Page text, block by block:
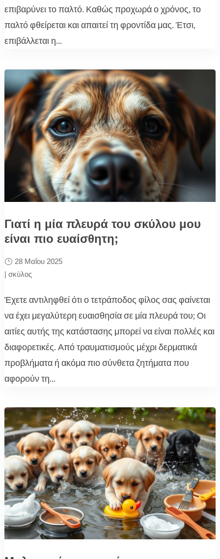
επιβαρύνει το παλτό. Καθώς προχωρά ο χρόνος, το
παλτό φθείρεται και απαιτεί τη φροντίδα μας. Έτσι,
επιβάλλεται η...
Γιατί η μία πλευρά του σκύλου μου
είναι πιο ευαίσθητη;
28 Μαΐου 2025
| σκύλος
Έχετε αντιληφθεί ότι ο τετράποδος φίλος σας φαίνεται
να έχει μεγαλύτερη ευαισθησία σε μία πλευρά του; Οι
αιτίες αυτής της κατάστασης μπορεί να είναι πολλές και
διαφορετικές. Από τραυματισμούς μέχρι δερματικά
προβλήματα ή ακόμα πιο σύνθετα ζητήματα που
αφορούν τη...